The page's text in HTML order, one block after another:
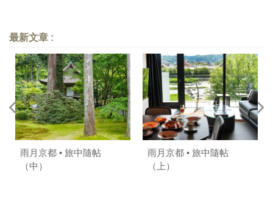
最新文章 :
雨月京都 • 旅中隨帖
（中）
雨月京都 • 旅中隨帖
（上）